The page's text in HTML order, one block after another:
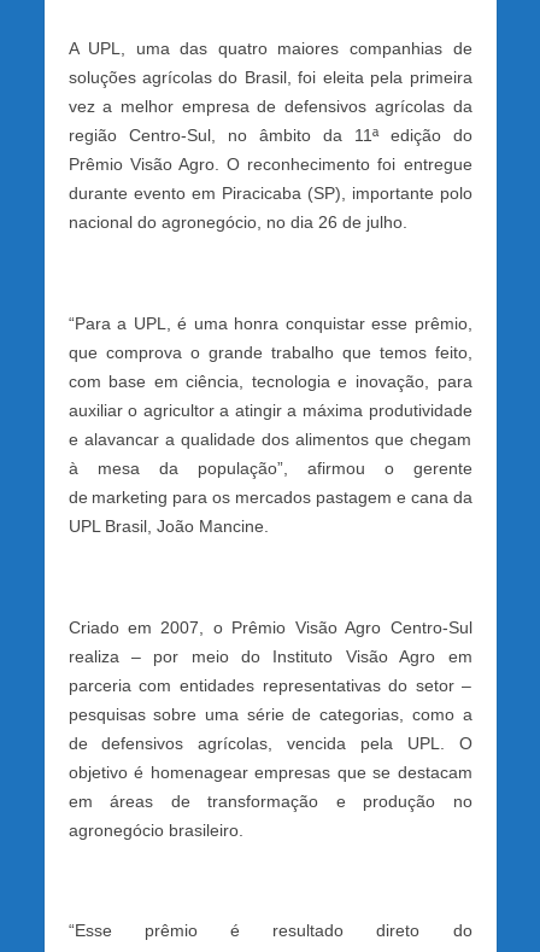
A UPL, uma das quatro maiores companhias de
soluções agrícolas do Brasil, foi eleita pela primeira
vez a melhor empresa de defensivos agrícolas da
região Centro-Sul, no âmbito da 11ª edição do
Prêmio Visão Agro. O reconhecimento foi entregue
durante evento em Piracicaba (SP), importante polo
nacional do agronegócio, no dia 26 de julho.
“Para a UPL, é uma honra conquistar esse prêmio,
que comprova o grande trabalho que temos feito,
com base em ciência, tecnologia e inovação, para
auxiliar o agricultor a atingir a máxima produtividade
e alavancar a qualidade dos alimentos que chegam
à mesa da população”, afirmou o gerente
de marketing para os mercados pastagem e cana da
UPL Brasil, João Mancine.
Criado em 2007, o Prêmio Visão Agro Centro-Sul
realiza – por meio do Instituto Visão Agro em
parceria com entidades representativas do setor –
pesquisas sobre uma série de categorias, como a
de defensivos agrícolas, vencida pela UPL. O
objetivo é homenagear empresas que se destacam
em áreas de transformação e produção no
agronegócio brasileiro.
“Esse prêmio é resultado direto do